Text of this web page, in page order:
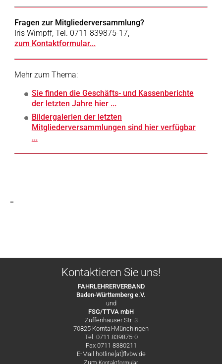
Fragen zur Mitgliederversammlung?
Iris Wimpff, Tel. 0711 839875-17,
zum Kontaktformular...
Mehr zum Thema:
Sie finden die Geschäfts- und Kassenberichte
der letzten Jahre hier ...
Bildergalerien der letzten
Mitgliederversammlungen sind hier verfügbar
...
-
Kontaktieren Sie uns!
FAHRLEHRERVERBAND
Baden-Württemberg e.V.
und
FSG/TTVA mbH
Zuffenhauser Str. 3
70825 Korntal-Münchingen
Tel. 0711 839875-0
Fax 0711 8380211
E-Mail hotline[at]flvbw.de
Zum